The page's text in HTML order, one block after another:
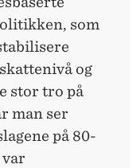
som
og
stor tro på
man ser
på 80-